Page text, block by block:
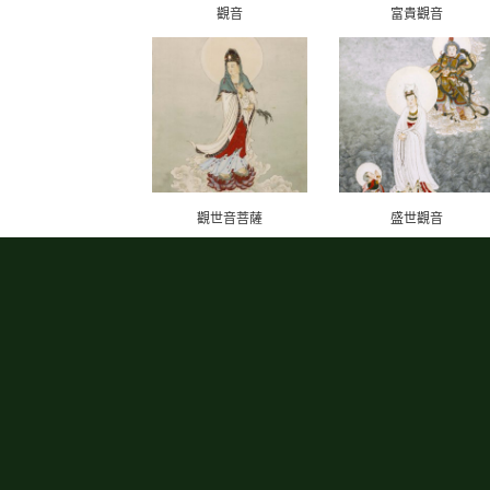
觀音 富貴觀音
觀世音菩薩 盛世觀音